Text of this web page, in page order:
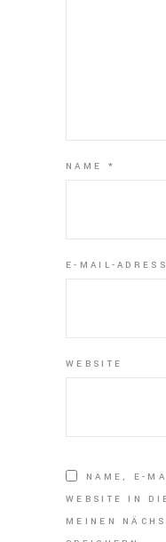
NAME *
E-MAIL-
WEBSITE
NAME, E-
WEBSITE IN
MEINEN